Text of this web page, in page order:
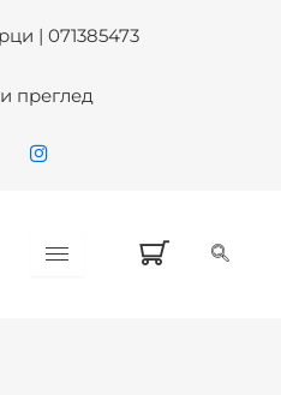
| 071385473
преглед